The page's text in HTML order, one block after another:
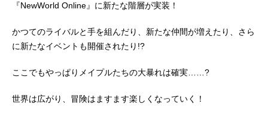
『NewWorld Online』に新たな階層が実装！
かつてのライバルと手を組んだり、新たな仲間が増えたり、さら
に新たなイベントも開催されたり!?
ここでもやっぱりメイプルたちの大暴れは確実……?
世界は広がり、冒険はますます楽しくなっていく！